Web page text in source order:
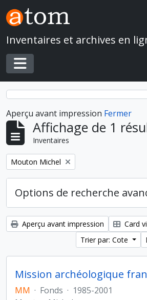
Skip to main content
Inventaires et archives en
Toggle navigation
Aperçu avant impression Fermer
Affichage de 1
Inventaires
Remove filter:
Mouton Michel
Options de recherche
Aperçu avant impression Card
Trier par: Cote
MM · Fonds · 1985-2001